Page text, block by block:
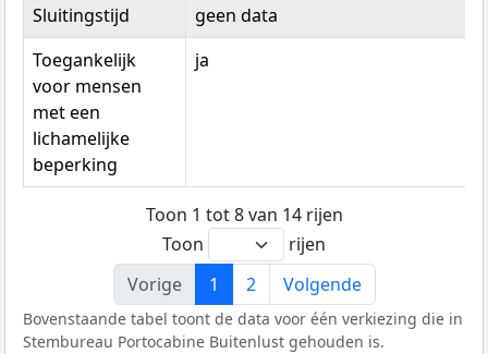
Sluitingstijd
geen data
Toegankelijk
voor mensen
met een
lichamelijke
beperking
ja
Toon 1 tot 8 van 14 rijen
Toon
rijen
Vorige
1 2 Volgende
Bovenstaande tabel toont de data voor één verkiezing die in
Stembureau Portocabine Buitenlust gehouden is.